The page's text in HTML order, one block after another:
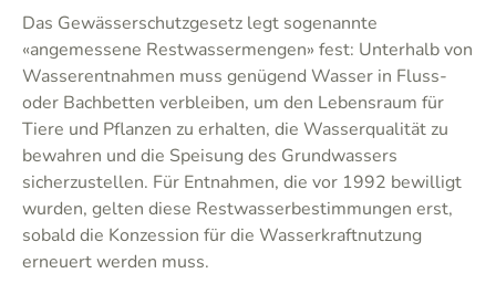
Das Gewässerschutzgesetz legt sogenannte
«angemessene Restwassermengen» fest: Unterhalb von
Wasserentnahmen muss genügend Wasser in Fluss-
oder Bachbetten verbleiben, um den Lebensraum für
Tiere und Pflanzen zu erhalten, die Wasserqualität zu
bewahren und die Speisung des Grundwassers
sicherzustellen. Für Entnahmen, die vor 1992 bewilligt
wurden, gelten diese Restwasserbestimmungen erst,
sobald die Konzession für die Wasserkraftnutzung
erneuert werden muss.